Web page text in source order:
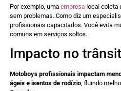
Por exemplo, uma empresa local coleta
sem problemas. Como diz um
profissionais capacitados. Você evita
comuns em serviços soltos.
Impacto no
Motoboys profissionais impactam
ágeis e isentos de rodízio, fluindo